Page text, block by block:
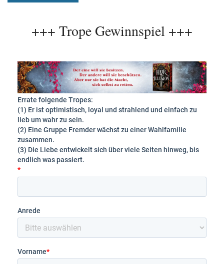
+++ Trope Gewinnspiel +++
Errate folgende Tropes:
(1) Er ist optimistisch, loyal und strahlend und einfach zu
lieb um wahr zu sein.
(2) Eine Gruppe Fremder wächst zu einer Wahlfamilie
zusammen.
(3) Die Liebe entwickelt sich über viele Seiten hinweg, bis
endlich was passiert.
*
Anrede
Vorname*